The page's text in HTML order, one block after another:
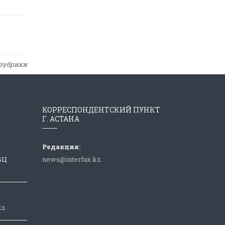
КОРРЕСПОНДЕНТСКИЙ ПУНКТ
Г. АСТАНА
Редакция:
news@interfax.kz